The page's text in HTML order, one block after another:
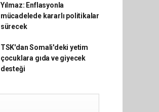
Yılmaz: Enflasyonla
mücadelede kararlı politikalar
sürecek
TSK'dan Somali'deki yetim
çocuklara gıda ve giyecek
desteği